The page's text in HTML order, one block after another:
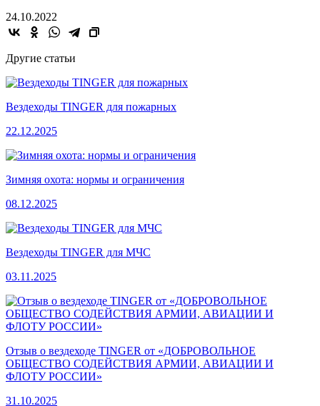
24.10.2022
Другие статьи
Вездеходы TINGER для пожарных
22.12.2025
Зимняя охота: нормы и ограничения
08.12.2025
Вездеходы TINGER для МЧС
03.11.2025
Отзыв о вездеходе TINGER от «ДОБРОВОЛЬНОЕ
ОБЩЕСТВО СОДЕЙСТВИЯ АРМИИ, АВИАЦИИ И
ФЛОТУ РОССИИ»
31.10.2025